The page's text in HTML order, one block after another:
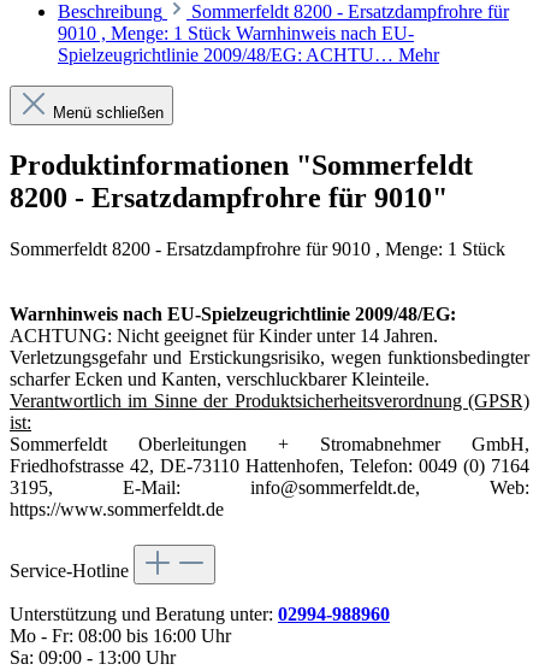
Beschreibung
Sommerfeldt 8200 - Ersatzdampfrohre für
9010 , Menge: 1 Stück Warnhinweis nach EU-
Spielzeugrichtlinie 2009/48/EG: ACHTU… Mehr
Menü schließen
Produktinformationen "Sommerfeldt
8200 - Ersatzdampfrohre für 9010"
Sommerfeldt 8200 - Ersatzdampfrohre für 9010 , Menge: 1 Stück
Warnhinweis nach EU-Spielzeugrichtlinie 2009/48/EG:
ACHTUNG: Nicht geeignet für Kinder unter 14 Jahren.
Verletzungsgefahr und Erstickungsrisiko, wegen funktionsbedingter
scharfer Ecken und Kanten, verschluckbarer Kleinteile.
Verantwortlich im Sinne der Produktsicherheitsverordnung (GPSR)
ist:
Sommerfeldt Oberleitungen + Stromabnehmer GmbH,
Friedhofstrasse 42, DE-73110 Hattenhofen, Telefon: 0049 (0) 7164
3195, E-Mail: info@sommerfeldt.de, Web:
https://www.sommerfeldt.de
Service-Hotline
Unterstützung und Beratung unter: 02994-988960
Mo - Fr: 08:00 bis 16:00 Uhr
Sa: 09:00 - 13:00 Uhr